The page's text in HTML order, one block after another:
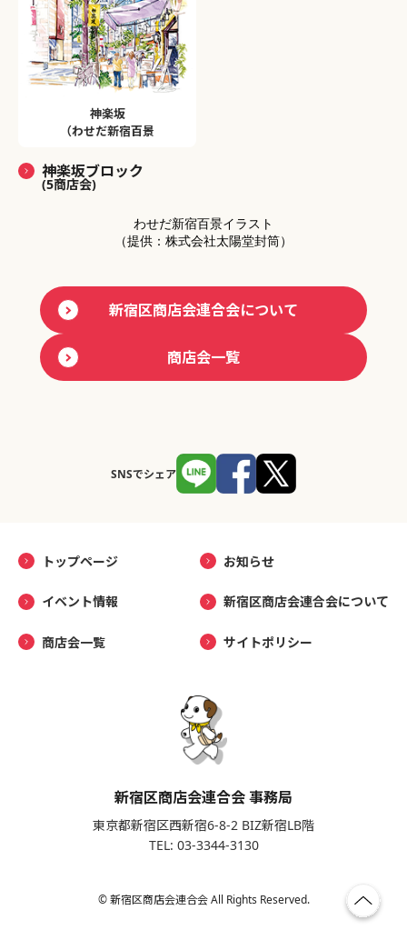
神楽坂
（わせだ新宿百景
神楽坂ブロック
(5商店会)
わせだ新宿百景イラスト
（提供：株式会社太陽堂封筒）
新宿区商店会連合会について
商店会一覧
SNSでシェア
トップページ お知らせ
イベント情報 新宿区商店会連合会について
商店会一覧 サイトポリシー
新宿区商店会連合会 事務局
東京都新宿区西新宿6-8-2 BIZ新宿LB階
TEL: 03-3344-3130
© 新宿区商店会連合会 All Rights Reserved.